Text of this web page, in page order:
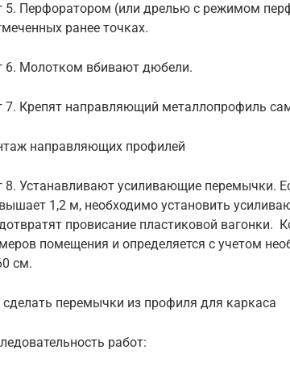
5. Перфоратором (или дрелью с режимом
ранее точках.
6. Молотком вбивают дюбели.
7. Крепят направляющий металлопрофиль
направляющих профилей
8. Устанавливают усиливающие перемычки.
1,2 м, необходимо установить
провисание пластиковой вагонки.
помещения и определяется с учетом
см.
сделать перемычки из профиля для каркаса
работ: